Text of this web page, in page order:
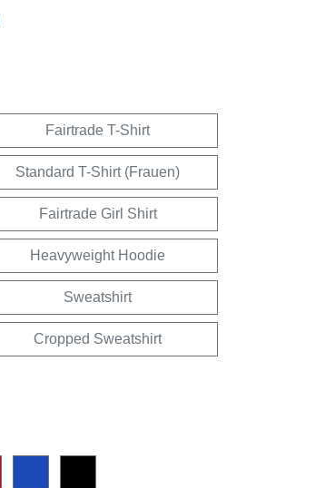
Fairtrade T-Shirt
Standard T-Shirt (Frauen)
Fairtrade Girl Shirt
Heavyweight Hoodie
Sweatshirt
Cropped Sweatshirt